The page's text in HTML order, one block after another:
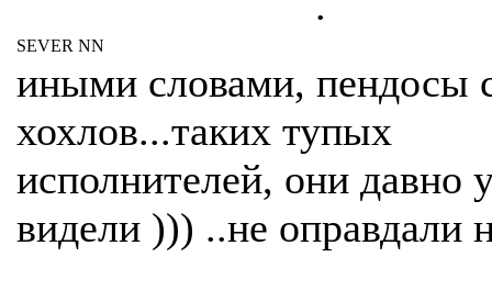
SEVER NN
иными словами, пендосы
хохлов...таких тупых
исполнителей, они давно
видели ))) ..не оправдали